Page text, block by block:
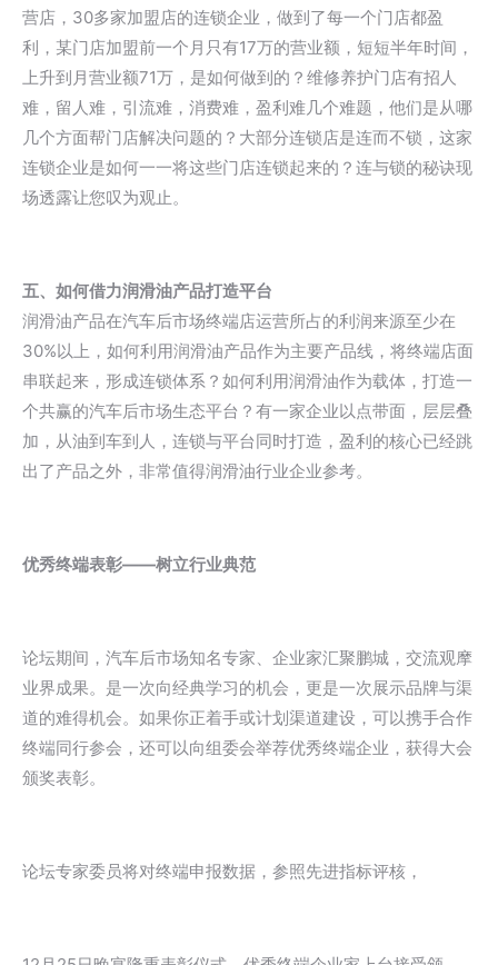
营店，30多家加盟店的连锁企业，做到了每一个门店都盈
利，某门店加盟前一个月只有17万的营业额，短短半年时间，
上升到月营业额71万，是如何做到的？维修养护门店有招人
难，留人难，引流难，消费难，盈利难几个难题，他们是从哪
几个方面帮门店解决问题的？大部分连锁店是连而不锁，这家
连锁企业是如何一一将这些门店连锁起来的？连与锁的秘诀现
场透露让您叹为观止。
五、如何借力润滑油产品打造平台
润滑油产品在汽车后市场终端店运营所占的利润来源至少在
30%以上，如何利用润滑油产品作为主要产品线，将终端店面
串联起来，形成连锁体系？如何利用润滑油作为载体，打造一
个共赢的汽车后市场生态平台？有一家企业以点带面，层层叠
加，从油到车到人，连锁与平台同时打造，盈利的核心已经跳
出了产品之外，非常值得润滑油行业企业参考。
优秀终端表彰——树立行业典范
论坛期间，汽车后市场知名专家、企业家汇聚鹏城，交流观摩
业界成果。是一次向经典学习的机会，更是一次展示品牌与渠
道的难得机会。如果你正着手或计划渠道建设，可以携手合作
终端同行参会，还可以向组委会举荐优秀终端企业，获得大会
颁奖表彰。
论坛专家委员将对终端申报数据，参照先进指标评核，